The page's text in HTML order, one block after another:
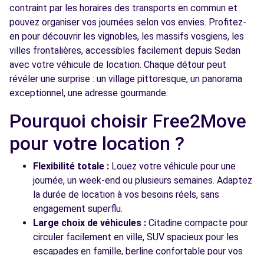
contraint par les horaires des transports en commun et
pouvez organiser vos journées selon vos envies. Profitez-
en pour découvrir les vignobles, les massifs vosgiens, les
villes frontalières, accessibles facilement depuis Sedan
avec votre véhicule de location. Chaque détour peut
révéler une surprise : un village pittoresque, un panorama
exceptionnel, une adresse gourmande.
Pourquoi choisir Free2Move
pour votre location ?
Flexibilité totale : Louez votre véhicule pour une
journée, un week-end ou plusieurs semaines. Adaptez
la durée de location à vos besoins réels, sans
engagement superflu.
Large choix de véhicules : Citadine compacte pour
circuler facilement en ville, SUV spacieux pour les
escapades en famille, berline confortable pour vos